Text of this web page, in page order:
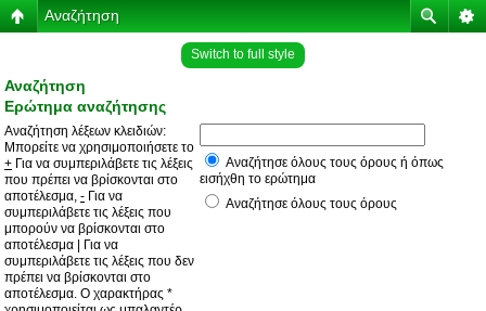
Αναζήτηση
Switch to full style
Αναζήτηση
Ερώτημα αναζήτησης
Αναζήτηση λέξεων κλειδιών:
Μπορείτε να χρησιμοποιήσετε το
+ Για να συμπεριλάβετε τις λέξεις
που πρέπει να βρίσκονται στο
αποτέλεσμα, - Για να
συμπεριλάβετε τις λέξεις που
μπορούν να βρίσκονται στο
αποτέλεσμα
Για να
συμπεριλάβετε τις λέξεις που δεν
πρέπει να βρίσκονται στο
αποτέλεσμα. Ο χαρακτήρας *
Αναζήτησε όλους τους όρους ή όπως
εισήχθη το ερώτημα
Αναζήτησε όλους τους όρους